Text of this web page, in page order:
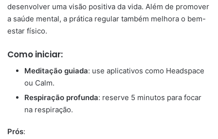
desenvolver uma visão positiva da vida. Além de promover
a saúde mental, a prática regular também melhora o bem-
estar físico.
Como iniciar:
Meditação guiada: use aplicativos como Headspace
ou Calm.
Respiração profunda: reserve 5 minutos para focar
na respiração.
Prós: